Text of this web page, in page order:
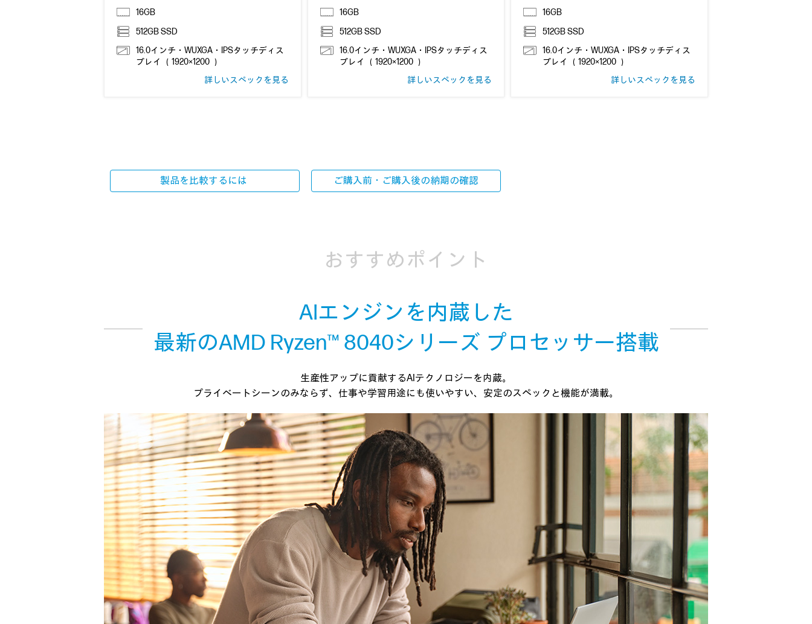
16GB
512GB SSD
16.0インチ・WUXGA・IPSタッチディス
プレイ （1920×1200 ）
詳しいスペックを見る
16GB
512GB SSD
16.0インチ・WUXGA・IPSタッチディス
プレイ （1920×1200 ）
詳しいスペックを見る
16GB
512GB SSD
16.0インチ・WUXGA・IPSタッチディス
プレイ （1920×1200 ）
詳しいスペックを見る
製品を比較するには ご購入前・ご購入後の納期の確認
おすすめポイント
AIエンジンを内蔵した
最新のAMD Ryzen™ 8040シリーズ プロセッサー搭載
生産性アップに貢献するAIテクノロジーを内蔵。
プライベートシーンのみならず、仕事や学習用途にも使いやすい、安定のスペックと機能が満載。